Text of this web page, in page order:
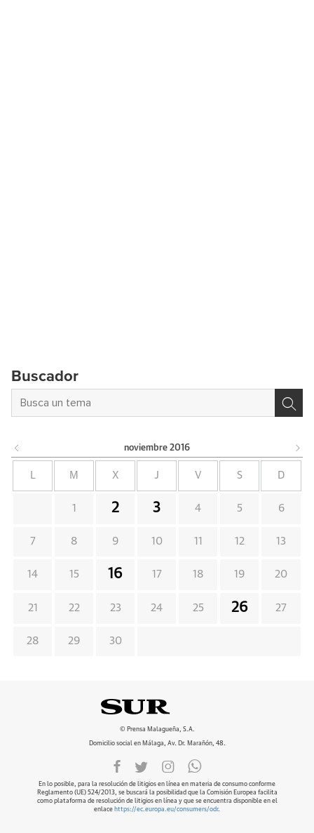
Buscador
noviembre 2016
L M X J V S D
1 2 3 4 5 6
7 8 9 10 11 12 13
14 15 16 17 18 19 20
21 22 23 24 25 26 27
28 29 30
© Prensa Malagueña, S.A.
Domicilio social en Málaga, Av. Dr. Marañón, 48.
En lo posible, para la resolución de litigios en línea en materia de consumo conforme
Reglamento (UE) 524/2013, se buscará la posibilidad que la Comisión Europea facilita
como plataforma de resolución de litigios en línea y que se encuentra disponible en el
enlace https://ec.europa.eu/consumers/odr.